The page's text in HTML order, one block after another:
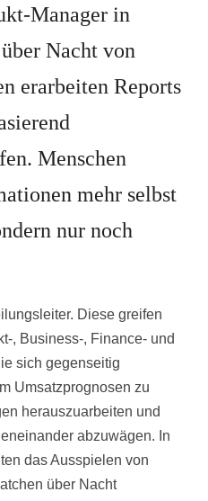
Manager in
Nacht von
erarbeiten Reports
Menschen
mehr selbst
nur noch
Diese greifen
, Business-, Finance- und
sich gegenseitig
Umsatzprognosen zu
herauszuarbeiten und
abzuwägen. In
das Ausspielen von
über Nacht